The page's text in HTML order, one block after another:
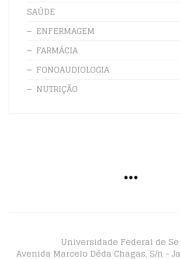
SAÚDE
ENFERMAGEM
FARMÁCIA
FONOAUDIOLOGIA
NUTRIÇÃO
Universidade Federal de
Avenida Marcelo Déda Chagas, S/n -